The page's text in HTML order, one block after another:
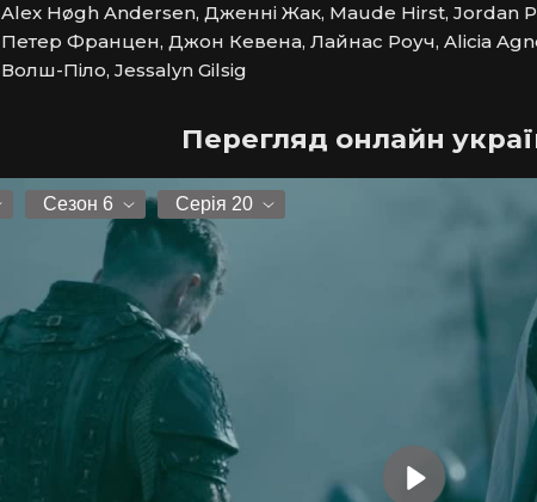
Alex Høgh Andersen, Дженні Жак, Maude Hirst, Jordan
Петер Францен, Джон Кевена, Лайнас Роуч, Alicia
Волш-Піло, Jessalyn Gilsig
Перегляд онлайн